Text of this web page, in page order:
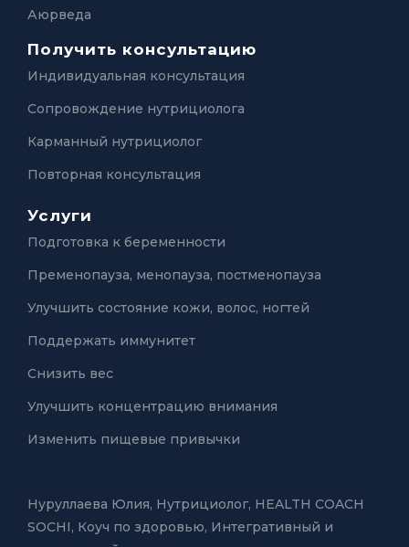
Аюрведа
Получить консультацию
Индивидуальная консультация
Сопровождение нутрициолога
Карманный нутрициолог
Повторная консультация
Услуги
Подготовка к беременности
Пременопауза, менопауза, постменопауза
Улучшить состояние кожи, волос, ногтей
Поддержать иммунитет
Снизить вес
Улучшить концентрацию внимания
Изменить пищевые привычки
Нуруллаева Юлия, Нутрициолог, HEALTH COACH
SOCHI, Коуч по здоровью, Интегративный и